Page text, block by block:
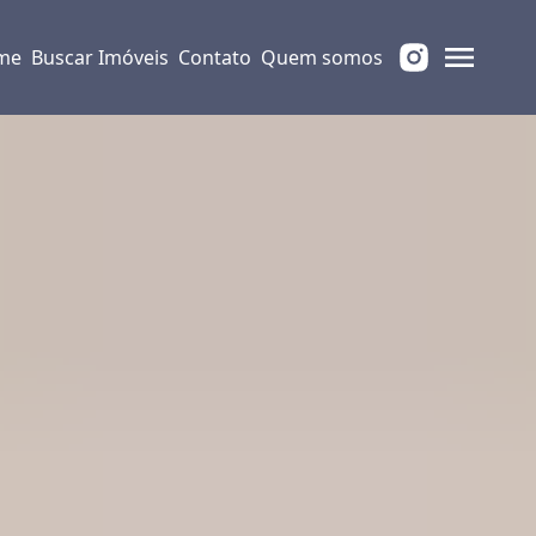
Buscar Imóveis Contato Quem somos